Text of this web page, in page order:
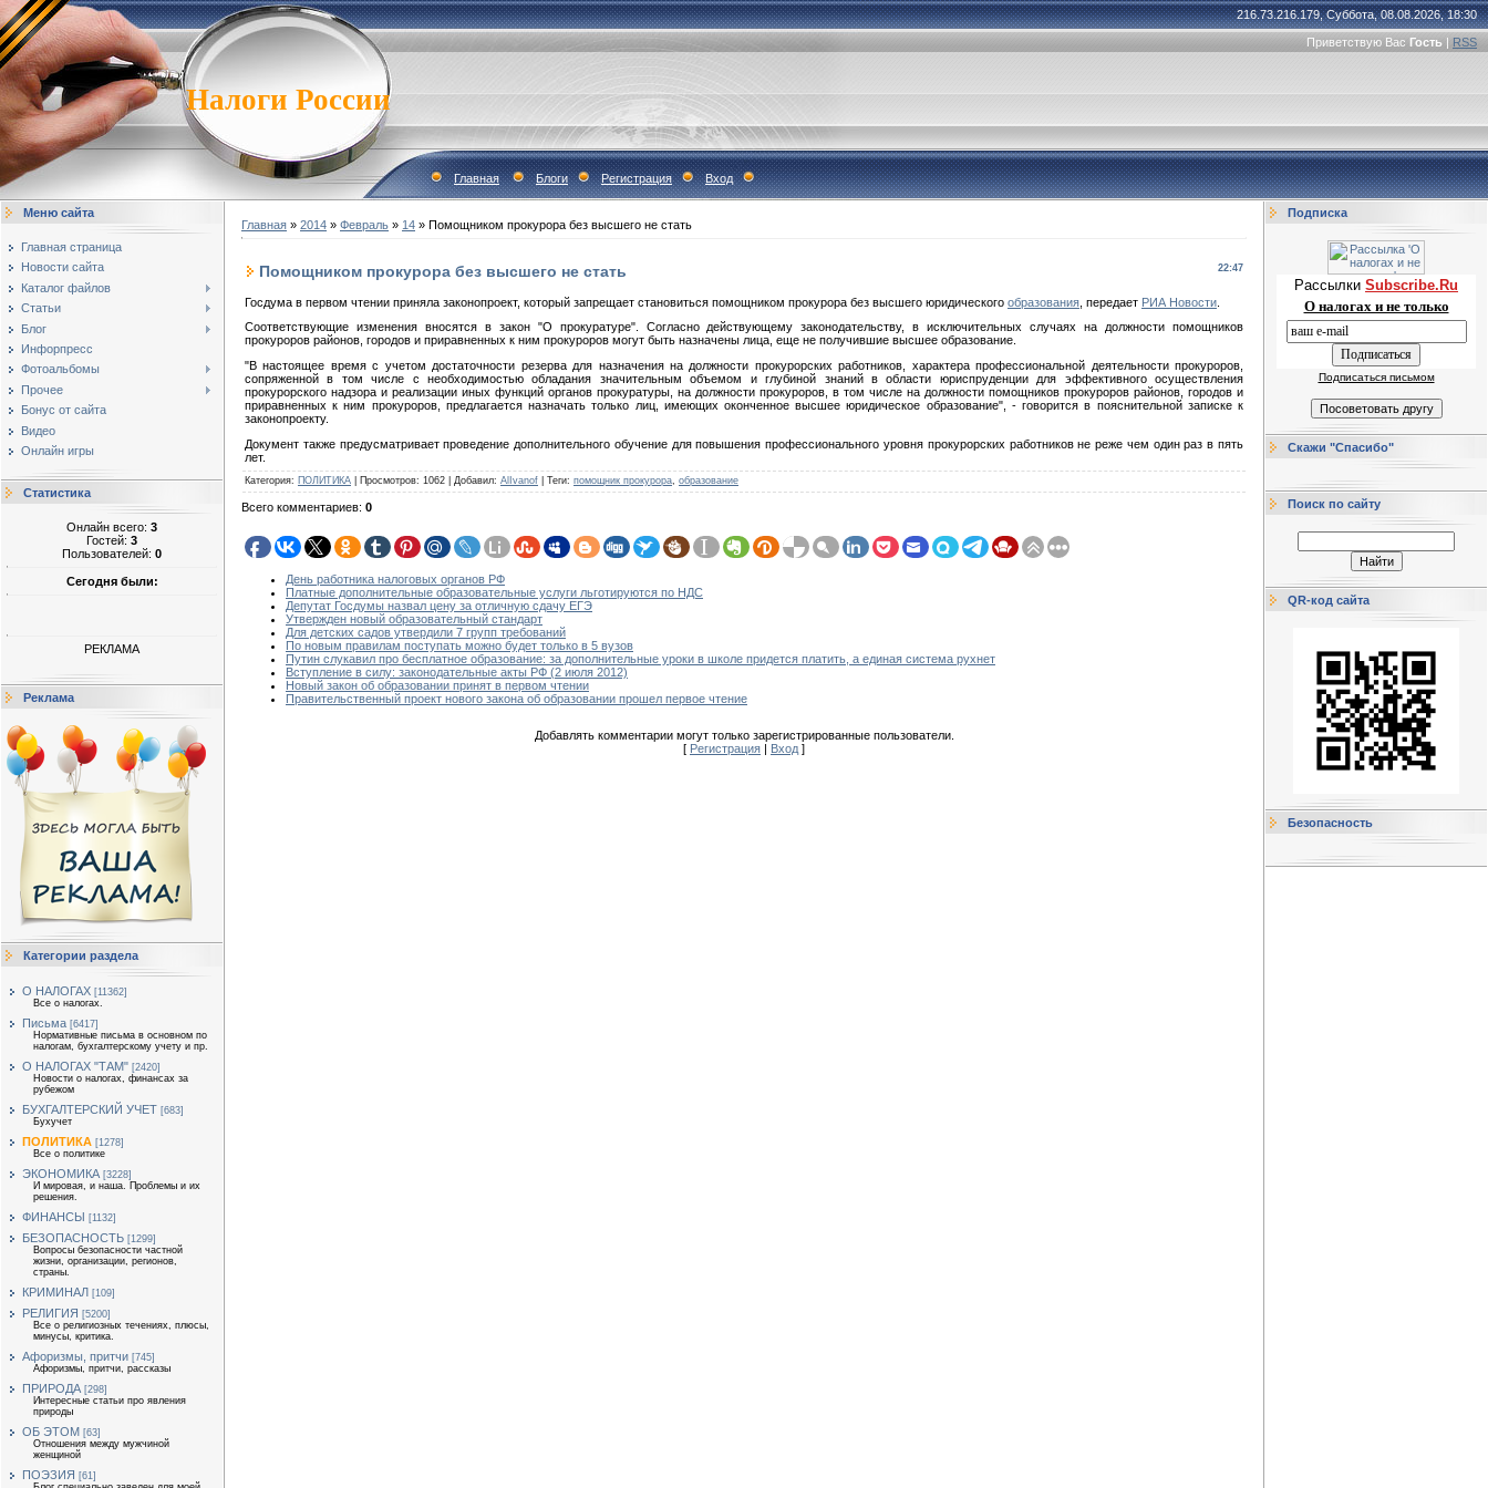
Налоги России
216.73.216.179, Суббота, 08.08.2026, 18:30
Приветствую Вас Гость | RSS
Главная Блоги Регистрация Вход
Меню сайта
Главная страница
Новости сайта
Каталог файлов
Статьи
Блог
Инфорпресс
Фотоальбомы
Прочее
Бонус от сайта
Видео
Онлайн игры
Статистика
Онлайн всего: 3
Гостей: 3
Пользователей: 0
Сегодня были:
РЕКЛАМА
Реклама
Категории раздела
О НАЛОГАХ [11362]
Все о налогах.
Письма [6417]
Нормативные письма в основном по
налогам, бухгалтерскому учету и пр.
О НАЛОГАХ "ТАМ" [2420]
Новости о налогах, финансах за
рубежом
БУХГАЛТЕРСКИЙ УЧЕТ [683]
Бухучет
ПОЛИТИКА [1278]
Все о политике
ЭКОНОМИКА [3228]
И мировая, и наша. Проблемы и их
решения.
ФИНАНСЫ [1132]
БЕЗОПАСНОСТЬ [1299]
Вопросы безопасности частной
жизни, организации, регионов,
страны.
КРИМИНАЛ [109]
РЕЛИГИЯ [5200]
Все о религиозных течениях, плюсы,
минусы, критика.
Афоризмы, притчи [745]
Афоризмы, притчи, рассказы
ПРИРОДА [298]
Интересные статьи про явления
природы
ОБ ЭТОМ [63]
Отношения между мужчиной
женщиной
ПОЭЗИЯ [61]
Главная » 2014 » Февраль » 14 » Помощником прокурора без высшего не стать
22:47
Помощником прокурора без высшего не стать
Госдума в первом чтении приняла законопроект, который запрещает становиться помощником прокурора без высшего юридического образования , передает РИА Новости
Соответствующие изменения вносятся в закон "О прокуратуре". Согласно действующему законодательству, в исключительных случаях на должности помощников
прокуроров районов, городов и приравненных к ним прокуроров могут быть назначены лица, еще не получившие высшее образование.
"В настоящее время с учетом достаточности резерва для назначения на должности прокурорских работников, характера профессиональной деятельности прокуроров,
сопряженной в том числе с необходимостью обладания значительным объемом и глубиной знаний в области юриспруденции для эффективного осуществления
прокурорского надзора и реализации иных функций органов прокуратуры, на должности прокуроров, в том числе на должности помощников прокуроров районов, городов и
приравненных к ним прокуроров, предлагается назначать только лиц, имеющих оконченное высшее юридическое образование", - говорится в пояснительной записке к
законопроекту.
Документ также предусматривает проведение дополнительного обучение для повышения профессионального уровня прокурорских работников не реже чем один раз в пять
лет.
Категория: ПОЛИТИКА Просмотров: 1062 Добавил: AlIvanof Теги: помощник прокурора образование
Всего комментариев: 0
День работника налоговых органов РФ
Платные дополнительные образовательные услуги льготируются по НДС
Депутат Госдумы назвал цену за отличную сдачу ЕГЭ
Утвержден новый образовательный стандарт
Для детских садов утвердили 7 групп требований
По новым правилам поступать можно будет только в 5 вузов
Путин слукавил про бесплатное образование: за дополнительные уроки в школе придется платить, а единая система рухнет
Вступление в силу: законодательные акты РФ (2 июля 2012)
Новый закон об образовании принят в первом чтении
Правительственный проект нового закона об образовании прошел первое чтение
Добавлять комментарии могут только зарегистрированные пользователи.
[ Регистрация | Вход ]
Подписка
Рассылки Subscribe.Ru
О налогах и не только
Подписаться письмом
Скажи "Спасибо"
Поиск по сайту
QR-код сайта
Безопасность